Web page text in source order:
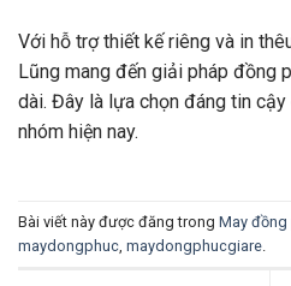
Với hỗ trợ thiết kế riêng và in
Lũng mang đến giải pháp đồng
dài. Đây là lựa chọn đáng tin
nhóm hiện nay.
Bài viết này được đăng trong May đồng
maydongphuc maydongphucgiare